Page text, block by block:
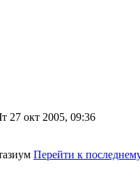
27 окт 2005, 09:36
Перейти к